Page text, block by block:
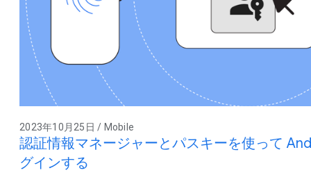
2023年10月25日 / Mobile
認証情報マネージャーとパスキーを使って
グインする